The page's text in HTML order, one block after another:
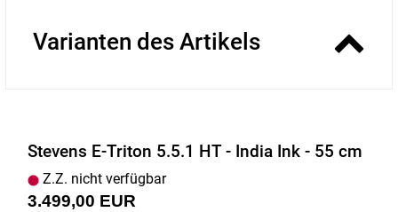
Varianten des Artikels
Stevens E-Triton 5.5.1 HT - India Ink - 55 cm
Z.Z. nicht verfügbar
3.499,00 EUR